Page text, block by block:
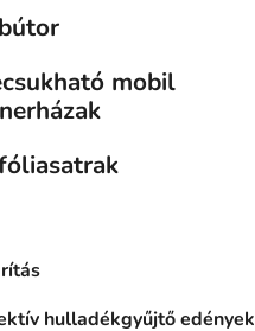
mobil
hulladékgyűjtő edények